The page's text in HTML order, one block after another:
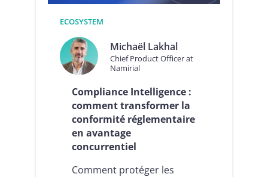
ECOSYSTEM
Michaël Lakhal
Chief Product Officer at
Namirial
Compliance Intelligence :
comment transformer la
conformité réglementaire
en avantage
concurrentiel
Comment protéger les